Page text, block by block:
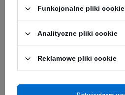
opracowany, aby
mięśni i efektywną budowę
mięśniowej.
Odkryj Moc
intensywnym treningu
E-mail
Funkcjonalne pliki cookie
Analityczne pliki cookie
Reklamowe pliki cookie